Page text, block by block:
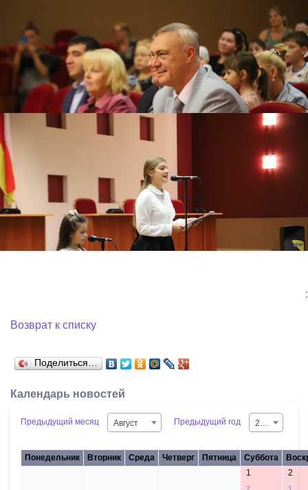
:
Возврат к списку
Поделиться…
Календарь новостей
Предыдущий месяц Август Предыдущий год 2026
Понедельник Вторник Среда Четверг Пятница Суббота
1 2